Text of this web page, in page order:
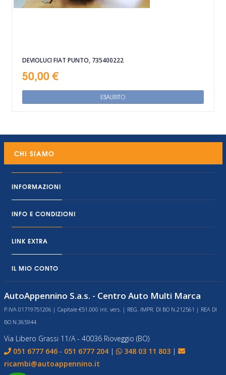
DEVIOLUCI FIAT PUNTO, 735400222
50,00 €
ESAURITO
CHI SIAMO
INFORMAZIONI
INFO E CONDIZIONI
LINK EXTRA
IL MIO CONTO
AutoAppennino S.a.s. - Centro Auto Multi Marca
P.IVA 01719751206 | Capitale €51.000 int. vers. | REG. IMPR. DI BO N.212561 | REA DI
BO N.365944
Via Libero Grassi 11/A - 40036 Rioveggio (BO)
051 6777 646 - 051 6777 204 | 348 03 11 803 |
ricambi@autoappennino.it